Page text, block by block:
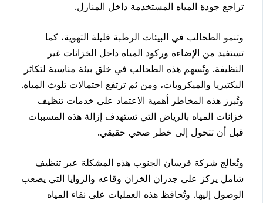
تراجع جودة المياه المستخدمة داخل المنازل.
وتنمو الطحالب في البيئات الرطبة قليلة التهوية، كما
تستفيد من الإضاءة وركود المياه داخل الخزانات غير
النظيفة. وتُسهم هذه الطحالب في خلق بيئة مناسبة لتكاثر
البكتيريا والميكروبات، ومن ثم ترتفع احتمالات تلوث المياه.
وتُبرز هذه المخاطر أهمية الاعتماد على خدمات تنظيف
خزانات المياه بالرياض التي تستهدف إزالة هذه المسببات
قبل أن تتحول إلى خطر صحي حقيقي.
وتُعالج شركة فرسان الجنوب هذه المشكلة عبر تنظيف
شامل يركز على جدران الخزان وقاعه والزوايا التي يصعب
الوصول إليها. وتُحافظ هذه العمليات على نقاء المياه